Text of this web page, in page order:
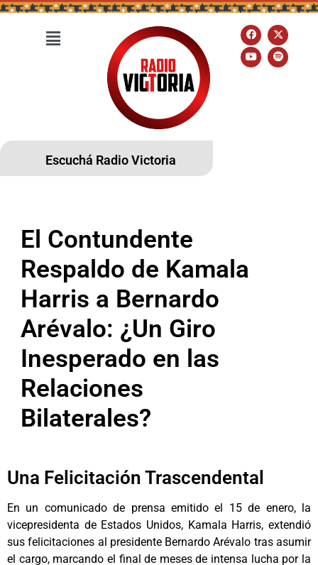
Escuchá Radio Victoria
El Contundente
Respaldo de Kamala
Harris a Bernardo
Arévalo: ¿Un Giro
Inesperado en las
Relaciones
Bilaterales?
Una Felicitación Trascendental
En un comunicado de prensa emitido el 15 de enero, la
vicepresidenta de Estados Unidos, Kamala Harris, extendió
sus felicitaciones al presidente Bernardo Arévalo tras asumir
el cargo, marcando el final de meses de intensa lucha por la